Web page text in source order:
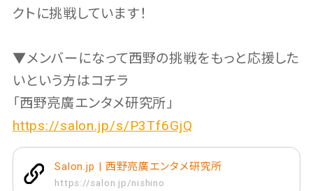
クトに挑戦しています！
▼メンバーになって西野の挑戦をもっと応援した
いという方はコチラ
「西野亮廣エンタメ研究所」
https://salon.jp/s/P3Tf6GjQ
Salon.jp | 西野亮廣エンタメ研究所
https://salon.jp/nishino